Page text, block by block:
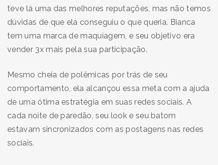
teve lá uma das melhores reputações, mas não temos
dúvidas de que ela conseguiu o que queria. Bianca
tem uma marca de maquiagem, e seu objetivo era
vender 3x mais pela sua participação.
Mesmo cheia de polêmicas por trás de seu
comportamento, ela alcançou essa meta com a ajuda
de uma ótima estratégia em suas redes sociais. A
cada noite de paredão, seu look e seu batom
estavam sincronizados com as postagens nas redes
sociais.